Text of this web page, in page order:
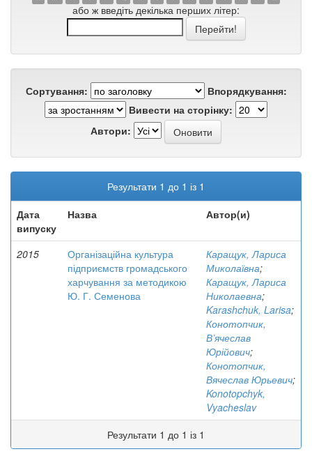
або ж введіть декілька перших літер:
Сортування:
Впорядкування:
Вивести на сторінку:
Автори:
Результати 1 до 1 із 1
Дата
випуску
Назва Автор(и)
2015
Організаційна культура
підприємств громадського
харчування за методикою
Ю. Г. Семенова
Каращук, Лариса
Миколаївна;
Каращук, Лариса
Николаевна;
Karashchuk, Larisa;
Конотопчик,
В’ячеслав
Юрійович;
Конотопчик,
Вячеслав Юрьевич;
Konotopchyk,
Vyacheslav
Результати 1 до 1 із 1